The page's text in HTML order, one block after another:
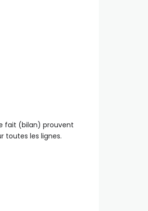
fait (bilan) prouvent
toutes les lignes.